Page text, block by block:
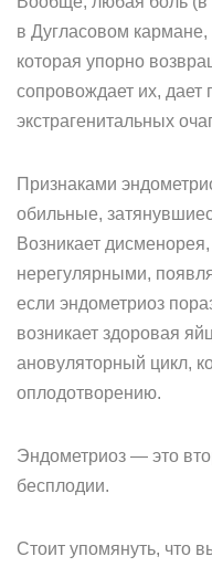
в Дугласовом
которая упорно
сопровождает их, дает
экстрагенитальных
Признаками
обильные,
Возникает
нерегулярными,
если эндометриоз
возникает здоровая
ановуляторный цикл,
оплодотворению.
Эндометриоз — это
бесплодии.
Стоит упомянуть, что